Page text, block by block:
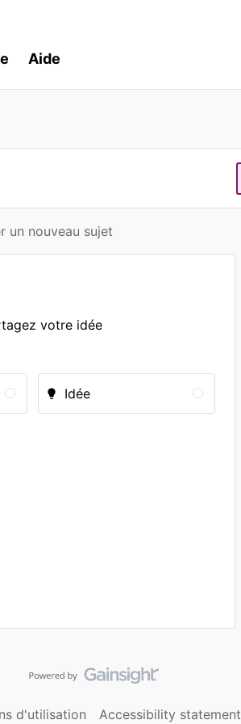
Aide
un nouveau sujet
votre idée
Idée
d'utilisation Accessibility statement